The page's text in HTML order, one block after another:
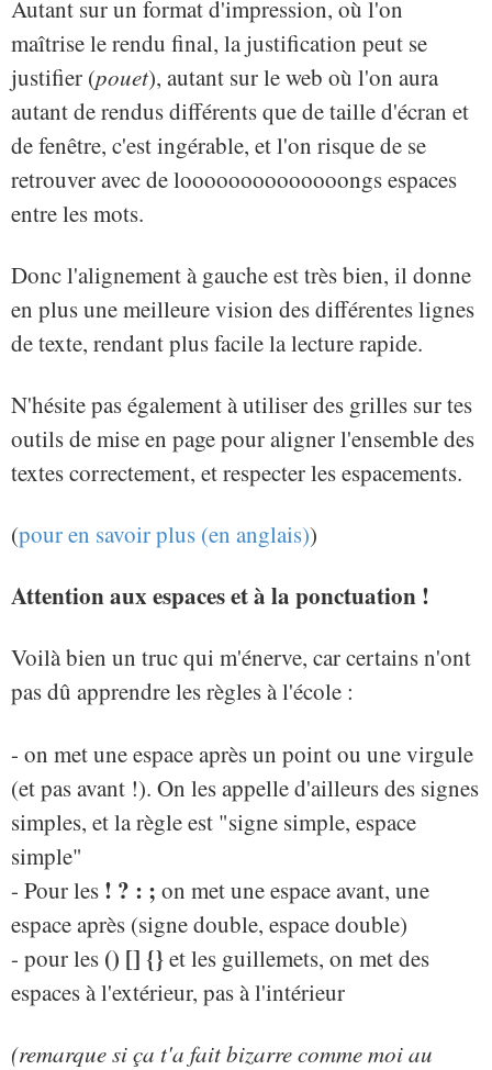
Autant sur un format d'impression, où l'on
maîtrise le rendu final, la justification peut se
justifier (pouet), autant sur le web où l'on aura
autant de rendus différents que de taille d'écran et
de fenêtre, c'est ingérable, et l'on risque de se
retrouver avec de loooooooooooooongs espaces
entre les mots.
Donc l'alignement à gauche est très bien, il donne
en plus une meilleure vision des différentes lignes
de texte, rendant plus facile la lecture rapide.
N'hésite pas également à utiliser des grilles sur tes
outils de mise en page pour aligner l'ensemble des
textes correctement, et respecter les espacements.
(pour en savoir plus (en anglais))
Attention aux espaces et à la ponctuation !
Voilà bien un truc qui m'énerve, car certains n'ont
pas dû apprendre les règles à l'école :
- on met une espace après un point ou une virgule
(et pas avant !). On les appelle d'ailleurs des signes
simples, et la règle est "signe simple, espace
simple"
- Pour les ! ? : ; on met une espace avant, une
espace après (signe double, espace double)
- pour les () [] {}et les guillemets, on met des
espaces à l'extérieur, pas à l'intérieur
(remarque si ça t'a fait bizarre comme moi au